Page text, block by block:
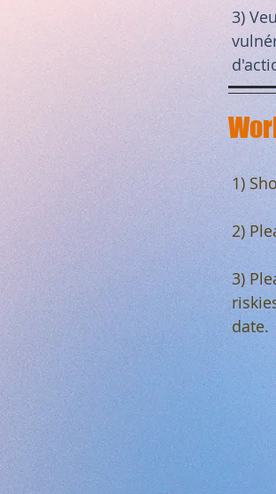
3)
1)
2)
3)
date.